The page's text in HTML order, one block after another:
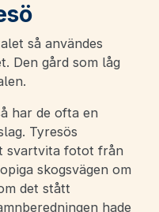
så användes
Den gård som låg
har de ofta en
Tyresös
svartvita fotot från
skogsvägen om
det stått
hade